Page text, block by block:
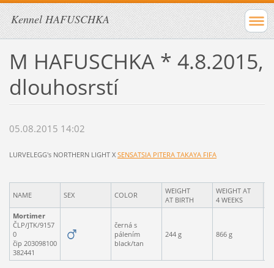
Kennel HAFUSCHKA
M HAFUSCHKA * 4.8.2015,
dlouhosrstí
05.08.2015 14:02
LURVELEGG's NORTHERN LIGHT X SENSATSIA PITERA TAKAYA FIFA
NAME SEX COLOR
WEIGHT
AT BIRTH
WEIGHT AT
4 WEEKS
Mortimer
ČLP/JTK/9157
0
čip 203098100
382441
černá s
pálením
black/tan
244 g 866 g